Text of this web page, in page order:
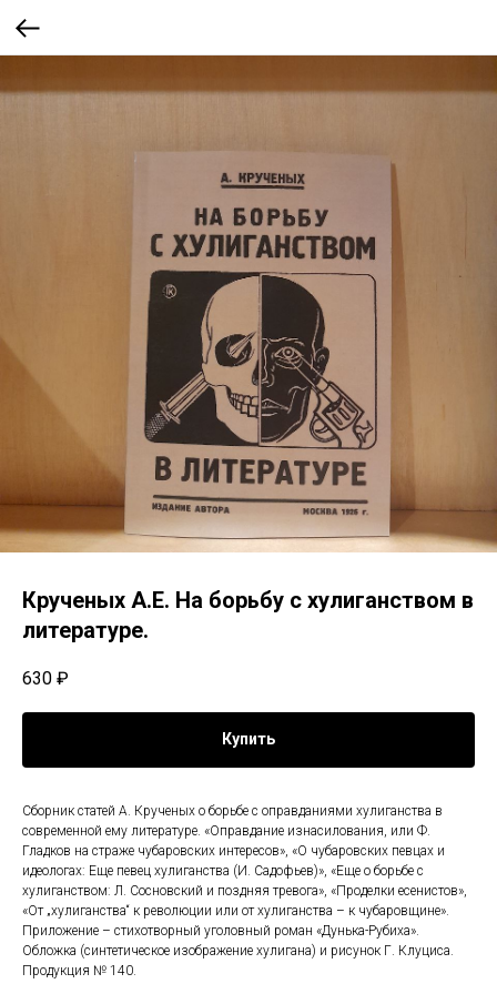
Крученых А.Е. На борьбу с хулиганством в
литературе.
630 ₽
Купить
Сборник статей А. Крученых о борьбе с оправданиями хулиганства в
современной ему литературе. «Оправдание изнасилования, или Ф.
Гладков на страже чубаровских интересов», «О чубаровских певцах и
идеологах: Еще певец хулиганства (И. Садофьев)», «Еще о борьбе с
хулиганством: Л. Сосновский и поздняя тревога», «Проделки есенистов»,
«От „хулиганства“ к революции или от хулиганства – к чубаровщине».
Приложение – стихотворный уголовный роман «Дунька-Рубиха».
Обложка (синтетическое изображение хулигана) и рисунок Г. Клуциса.
Продукция № 140.